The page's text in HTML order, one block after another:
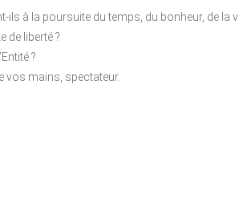
ils à la poursuite du temps, du bonheur, de la
de liberté ?
?
vos mains, spectateur.